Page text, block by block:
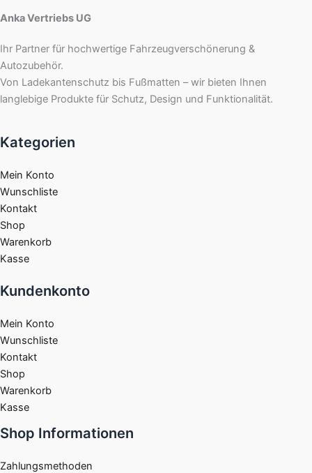
Anka Vertriebs UG
Ihr Partner für hochwertige Fahrzeugverschönerung &
Autozubehör.
Von Ladekantenschutz bis Fußmatten – wir bieten Ihnen
langlebige Produkte für Schutz, Design und Funktionalität.
Kategorien
Mein Konto
Wunschliste
Kontakt
Shop
Warenkorb
Kasse
Kundenkonto
Mein Konto
Wunschliste
Kontakt
Shop
Warenkorb
Kasse
Shop Informationen
Zahlungsmethoden